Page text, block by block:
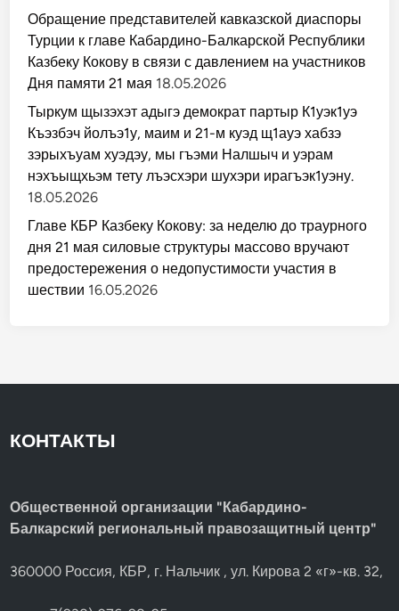
Обращение представителей кавказской диаспоры
Турции к главе Кабардино-Балкарской Республики
Казбеку Кокову в связи с давлением на участников
Дня памяти 21 мая 18.05.2026
Тыркум щызэхэт адыгэ демократ партыр К1уэк1уэ
Къэзбэч йолъэ1у, маим и 21-м куэд щ1ауэ хабзэ
зэрыхъуам хуэдэу, мы гъэми Налшыч и уэрам
нэхъыщхьэм тету лъэсхэри шухэри ирагъэк1уэну.
18.05.2026
Главе КБР Казбеку Кокову: за неделю до траурного
дня 21 мая силовые структуры массово вручают
предостережения о недопустимости участия в
шествии 16.05.2026
КОНТАКТЫ
Общественной организации "Кабардино-
Балкарский региональный правозащитный центр"
360000 Россия, КБР, г. Нальчик , ул. Кирова 2 «г»-кв. 32,